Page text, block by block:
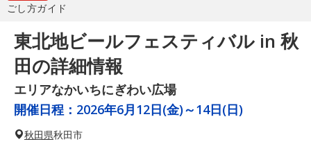
ごし方ガイド
東北地ビールフェスティバル in 秋
田の詳細情報
エリアなかいちにぎわい広場
開催日程： 2026年6月12日(金)～14日(日)
秋田県秋田市